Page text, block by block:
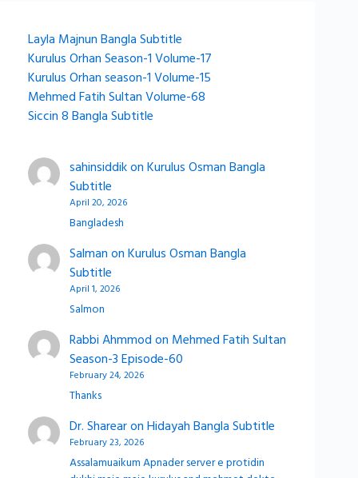
Layla Majnun Bangla Subtitle
Kurulus Orhan Season-1 Volume-17
Kurulus Orhan season-1 Volume-15
Mehmed Fatih Sultan Volume-68
Siccin 8 Bangla Subtitle
sahinsiddikonKurulus Osman Bangla
Subtitle
April 20, 2026
Bangladesh
SalmanonKurulus Osman Bangla
Subtitle
April 1, 2026
Salmon
Rabbi Ahmmodon Mehmed Fatih Sultan
Season-3 Episode-60
February 24, 2026
Thanks
Dr. SharearonHidayah Bangla Subtitle
February 23, 2026
Assalamuaikum Apnader server e protidin